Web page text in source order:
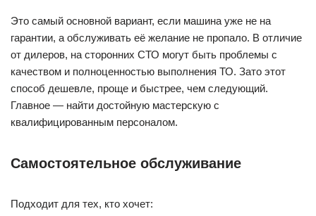
Это самый основной вариант, если машина уже не на
гарантии, а обслуживать её желание не пропало. В отличие
от дилеров, на сторонних СТО могут быть проблемы с
качеством и полноценностью выполнения ТО. Зато этот
способ дешевле, проще и быстрее, чем следующий.
Главное — найти достойную мастерскую с
квалифицированным персоналом.
Самостоятельное обслуживание
Подходит для тех, кто хочет: